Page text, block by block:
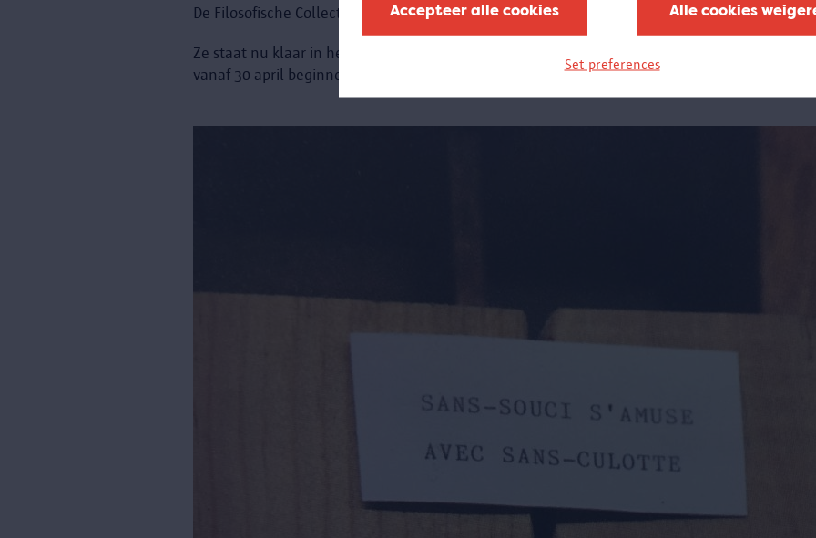
Accepteer alle cookies Alle cookies
Set preferences
De Filosofische Collectie heeft in het MAS intussen inventarisnummer MAS.0272gekregen.
Ze staat nu klaar in het Hessenhuis in de Falconrui in Antwerpen, waar kunstenaars
vanaf 30 april beginnen te werken.